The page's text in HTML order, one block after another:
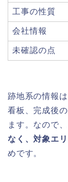
工事の性質
会社情報
未確認の点
跡地系の情報
看板、完成後
ます。なので
なく、対象エ
めです。